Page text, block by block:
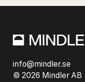
info@mindler.se
© 2026 Mindler AB